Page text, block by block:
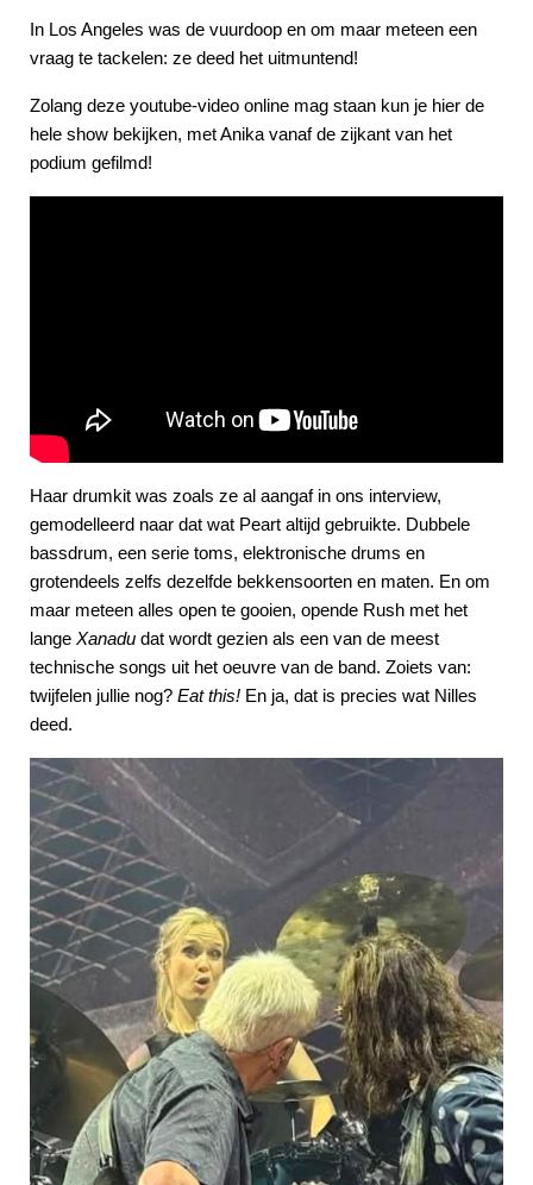
In Los Angeles was de vuurdoop en om maar meteen een
vraag te tackelen: ze deed het uitmuntend!
Zolang deze youtube-video online mag staan kun je hier de
hele show bekijken, met Anika vanaf de zijkant van het
podium gefilmd!
Haar drumkit was zoals ze al aangaf in ons interview,
gemodelleerd naar dat wat Peart altijd gebruikte. Dubbele
bassdrum, een serie toms, elektronische drums en
grotendeels zelfs dezelfde bekkensoorten en maten. En om
maar meteen alles open te gooien, opende Rush met het
lange Xanadu dat wordt gezien als een van de meest
technische songs uit het oeuvre van de band. Zoiets van:
twijfelen jullie nog? Eat this! En ja, dat is precies wat Nilles
deed.